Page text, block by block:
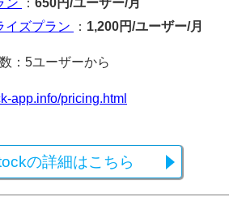
イズプラン
： 1,200円/ユーザー/月
：5ユーザーから
app.info/pricing.html
の詳細はこちら